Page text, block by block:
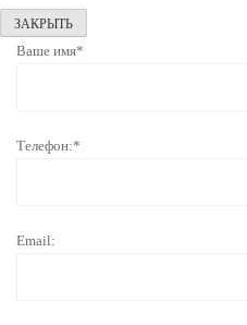
ЗАКРЫТЬ
Ваше имя*
Телефон:*
Email: